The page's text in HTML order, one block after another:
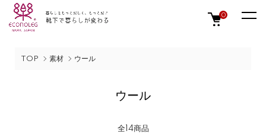
0
TOP 素材 ウール
ウール
全14商品